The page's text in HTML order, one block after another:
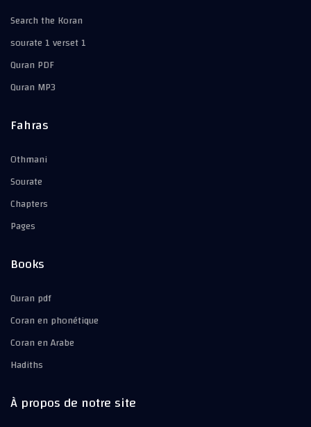
Search the Koran
sourate 1 verset 1
Quran PDF
Quran MP3
Fahras
Othmani
Sourate
Chapters
Pages
Books
Quran pdf
Coran en phonétique
Coran en Arabe
Hadiths
À propos de notre site